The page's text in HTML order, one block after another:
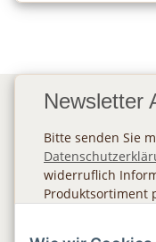
Newsletter
Bitte senden Sie
widerruflich
Produktsortiment